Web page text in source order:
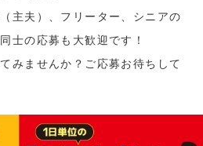
主夫）、フリーター、シニアの
士の応募も大歓迎です！
みませんか？ご応募お待ちして